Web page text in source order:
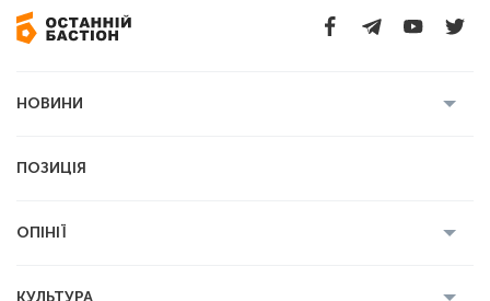
НОВИНИ
Економіка
ПОЗИЦІЯ
ОПІНІЇ
КУЛЬТУРА